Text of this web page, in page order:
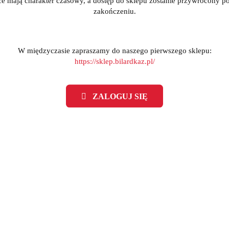
zakończeniu.
W międzyczasie zapraszamy do naszego pierwszego sklepu:
https://sklep.bilardkaz.pl/
ZALOGUJ SIĘ